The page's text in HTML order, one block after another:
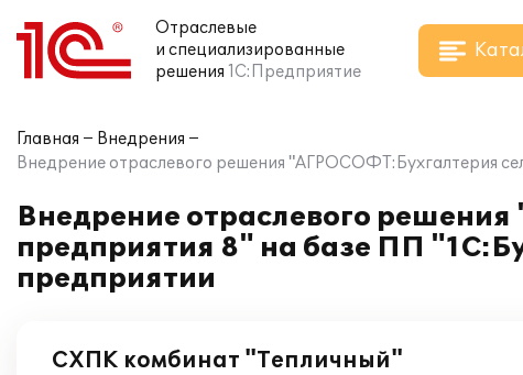
Отраслевые
и специализированные
решения 1С:Предприятие
Главная
Внедрения
Внедрение отраслевого решения "АГРОСОФТ:Бухгалтерия
Внедрение отраслевого
предприятия 8" на базе ПП
предприятии
СХПК комбинат "Тепличный"